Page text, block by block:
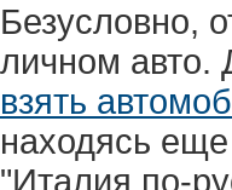
Безусловно,
личном авто.
взять
находясь
"Италия по-